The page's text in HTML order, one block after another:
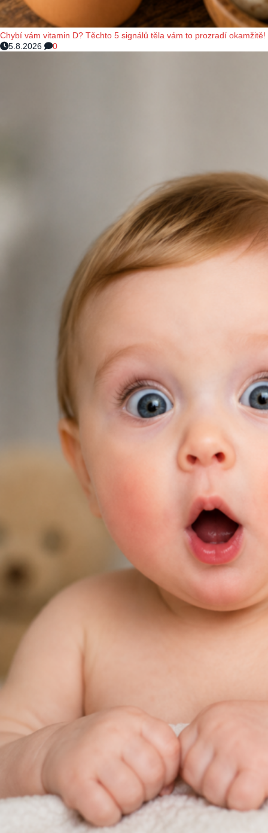
Chybí vám vitamin D? Těchto 5 signálů těla vám to prozradí okamžitě!
5.8.2026
0